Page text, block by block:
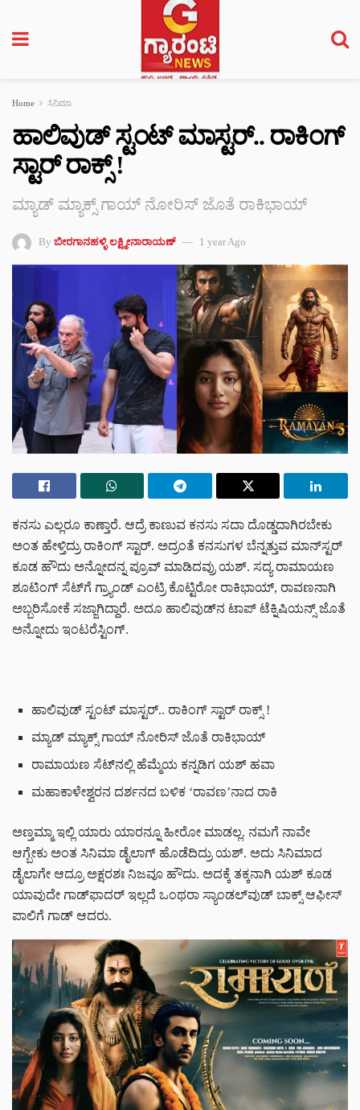
Home ಸಿನಿಮಾ
ಹಾಲಿವುಡ್ ಸ್ಟಂಟ್ ಮಾಸ್ಟರ್.. ರಾಕಿಂಗ್
ಸ್ಟಾರ್ ರಾಕ್ಸ್ !
ಮ್ಯಾಡ್ ಮ್ಯಾಕ್ಸ್ ಗಾಯ್ ನೋರಿಸ್ ಜೊತೆ ರಾಕಿಭಾಯ್
By ಬೀರಗಾನಹಳ್ಳಿ ಲಕ್ಷ್ಮೀನಾರಾಯಣ್ 1 year Ago
ಕನಸು ಎಲ್ಲರೂ ಕಾಣ್ತಾರೆ. ಆದ್ರೆ ಕಾಣುವ ಕನಸು ಸದಾ ದೊಡ್ಡದಾಗಿರಬೇಕು
ಅಂತ ಹೇಳ್ತಿದ್ರು ರಾಕಿಂಗ್ ಸ್ಟಾರ್. ಅದ್ರಂತೆ ಕನಸುಗಳ ಬೆನ್ನತ್ತುವ ಮಾನ್‌ಸ್ಟರ್
ಕೂಡ ಹೌದು ಅನ್ನೋದನ್ನ ಪ್ರೂವ್ ಮಾಡಿದವ್ರು ಯಶ್. ಸದ್ಯ ರಾಮಾಯಣ
ಶೂಟಿಂಗ್ ಸೆಟ್‌‌ಗೆ ಗ್ರ್ಯಾಂಡ್ ಎಂಟ್ರಿ ಕೊಟ್ಟಿರೋ ರಾಕಿಭಾಯ್, ರಾವಣನಾಗಿ
ಅಬ್ಬರಿಸೋಕೆ ಸಜ್ಜಾಗಿದ್ದಾರೆ. ಅದೂ ಹಾಲಿವುಡ್‌‌ನ ಟಾಪ್ ಟೆಕ್ನಿಷಿಯನ್ಸ್ ಜೊತೆ
ಅನ್ನೋದು ಇಂಟರೆಸ್ಟಿಂಗ್.
ಹಾಲಿವುಡ್ ಸ್ಟಂಟ್ ಮಾಸ್ಟರ್.. ರಾಕಿಂಗ್ ಸ್ಟಾರ್ ರಾಕ್ಸ್ !
ಮ್ಯಾಡ್ ಮ್ಯಾಕ್ಸ್ ಗಾಯ್ ನೋರಿಸ್ ಜೊತೆ ರಾಕಿಭಾಯ್
ರಾಮಾಯಣ ಸೆಟ್‌‌ನಲ್ಲಿ ಹೆಮ್ಮೆಯ ಕನ್ನಡಿಗ ಯಶ್ ಹವಾ
ಮಹಾಕಾಳೇಶ್ವರನ ದರ್ಶನದ ಬಳಿಕ ‘ರಾವಣ’ನಾದ ರಾಕಿ
ಅಣ್ತಮ್ಮಾ ಇಲ್ಲಿ ಯಾರು ಯಾರನ್ನೂ ಹೀರೋ ಮಾಡಲ್ಲ. ನಮಗೆ ನಾವೇ
ಆಗ್ಬೇಕು ಅಂತ ಸಿನಿಮಾ ಡೈಲಾಗ್ ಹೊಡೆದಿದ್ರು ಯಶ್. ಅದು ಸಿನಿಮಾದ
ಡೈಲಾಗೇ ಆದ್ರೂ ಅಕ್ಷರಶಃ ನಿಜವೂ ಹೌದು. ಅದಕ್ಕೆ ತಕ್ಕನಾಗಿ ಯಶ್ ಕೂಡ
ಯಾವುದೇ ಗಾಡ್‌ಫಾದರ್ ಇಲ್ಲದೆ ಒಂಥರಾ ಸ್ಯಾಂಡಲ್‌ವುಡ್ ಬಾಕ್ಸ್ ಆಫೀಸ್
ಪಾಲಿಗೆ ಗಾಡ್ ಆದರು.